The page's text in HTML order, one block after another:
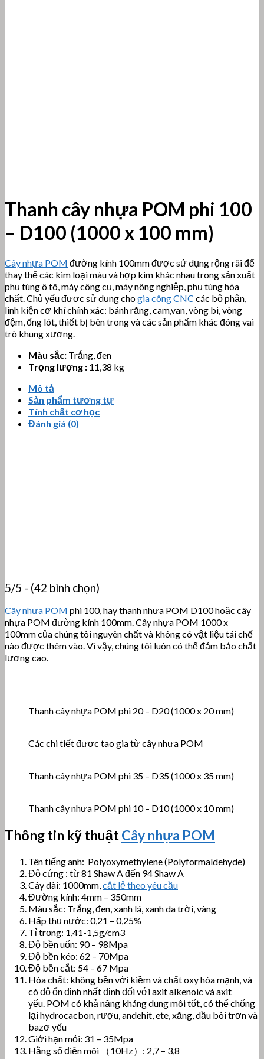
Thanh cây nhựa POM phi 100
– D100 (1000 x 100 mm)
Cây nhựa POM đường kính 100mmđược sử dụng rộng rãi để
thay thế các kim loại màu và hợp kim khác nhau trong sản xuất
phụ tùng ô tô, máy công cụ, máy nông nghiệp, phụ tùng hóa
chất. Chủ yếu được sử dụng chogia công CNC các bộ phận,
linh kiện cơ khí chính xác: bánh răng, cam,van, vòng bi, vòng
đệm, ống lót, thiết bị bên trong và các sản phẩm khác đóng vai
trò khung xương.
Màu sắc: Trắng, đen
Trọng lượng : 11,38 kg
Mô tả
Sản phẩm tương tự
Tính chất cơ học
Đánh giá (0)
5/5 - (42 bình chọn)
Cây nhựa POM phi 100, hay thanh nhựa POM D100 hoặc cây
nhựa POM đường kính 100mm. Cây nhựa POM 1000 x
100mm của chúng tôi nguyên chất và không có vật liệu tái chế
nào được thêm vào. Vì vậy, chúng tôi luôn có thể đảm bảo chất
lượng cao.
Thanh cây nhựa POM phi 20 – D20 (1000 x 20 mm)
Các chi tiết được tao gia từ cây nhựa POM
Thanh cây nhựa POM phi 35 – D35 (1000 x 35 mm)
Thanh cây nhựa POM phi 10 – D10 (1000 x 10 mm)
Thông tin kỹ thuậtCây nhựa POM
Tên tiếng anh: Polyoxymethylene (Polyformaldehyde)
Độ cứng : từ 81 Shaw A đến 94 Shaw A
Cây dài: 1000mm, cắt lẻ theo yêu cầu
Đường kính: 4mm – 350mm
Màu sắc: Trắng, đen, xanh lá, xanh da trời, vàng
Hấp thụ nước: 0,21 – 0,25%
Tỉ trọng: 1,41-1,5g/cm3
Độ bền uốn: 90 – 98Mpa
Độ bền kéo: 62 – 70Mpa
Độ bền cắt: 54 – 67 Mpa
Hóa chất: không bền với kiềm và chất oxy hóa mạnh, và
có độ ổn định nhất định đối với axit alkenoic và axit
yếu. POM có khả năng kháng dung môi tốt, có thể chống
lại hydrocacbon, rượu, andehit, ete, xăng, dầu bôi trơn và
bazơ yếu
Giới hạn mỏi: 31 – 35Mpa
Hằng số điện môi （10Hz）: 2,7 – 3,8